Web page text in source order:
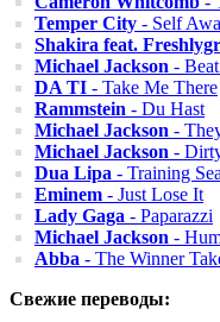
Temper City - Self
Shakira feat.
Michael Jackson -
DA TI - Take Me There
Rammstein - Du Hast
Michael Jackson -
Michael Jackson -
Dua Lipa - Training
Eminem - Just Lose It
Lady Gaga - Paparazzi
Michael Jackson -
Abba - The Winner
Свежие переводы: